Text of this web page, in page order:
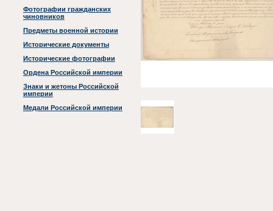
Фотографии гражданских
чиновников
Предметы военной истории
Исторические документы
Исторические фотографии
Ордена Российской империи
Знаки и жетоны Российской
империи
Медали Российской империи